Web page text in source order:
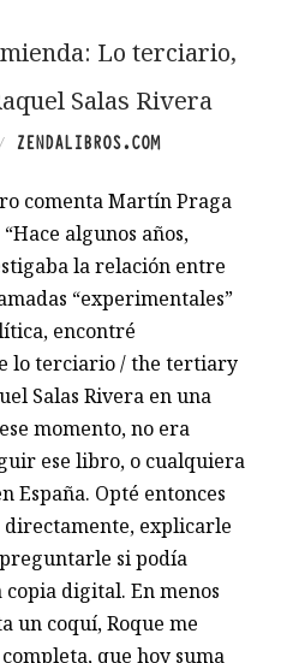
Lo terciario,
Salas Rivera
/ ZENDALIBROS.COM
comenta Martín Praga
algunos años,
la relación entre
“experimentales”
encontré
lo terciario / the tertiary
Salas Rivera en una
momento, no era
ese libro, o cualquiera
España. Opté entonces
explicarle
si podía
copia digital. En menos
un coquí, Roque me
que hoy suma